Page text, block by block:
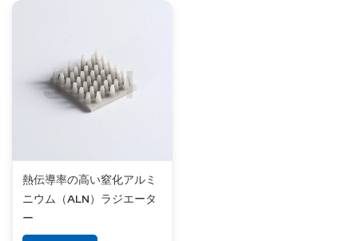
熱伝導率の高い窒化アルミ
ニウム（ALN）ラジエータ
ー